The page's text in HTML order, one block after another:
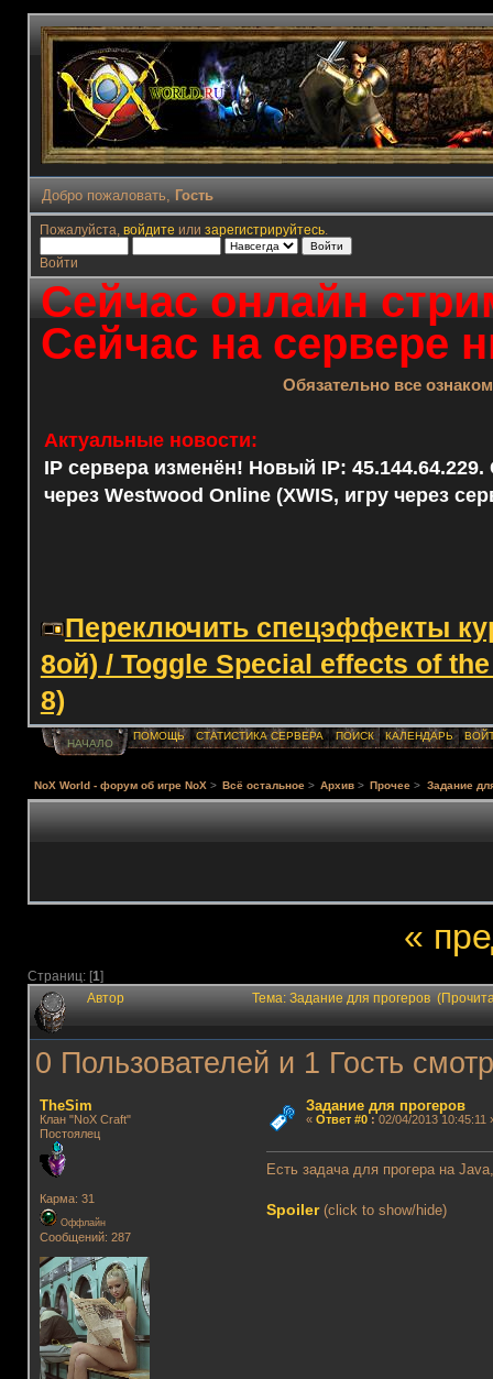
Добро пожаловать, Гость
Пожалуйста, войдите или зарегистрируйтесь.
Войти
Сейчас онлайн
Сейчас на сервере
Обязательно все
Актуальные новости:
IP сервера изменён! Новый IP: 45.144.64.229.
через Westwood Online (XWIS, игру через
Переключить спецэффекты
8ой) / Toggle Special effects of
8)
НАЧАЛО
ПОМОЩЬ СТАТИСТИКА СЕРВЕРА ПОИСК КАЛЕНДАРЬ
NoX World - форум об игре NoX > Всё остальное > Архив > Прочее > Задание
«
Страниц: [1]
Автор Тема: Задание для прогеров
0 Пользователей и 1 Гость
TheSim
Клан "NoX Craft"
Постоялец
Карма: 31
Оффлайн
Сообщений: 287
Задание для прогеров
« Ответ #0: 02/04/2013 10:45:11
Есть задача для прогера на
Spoiler(click to show/hide)